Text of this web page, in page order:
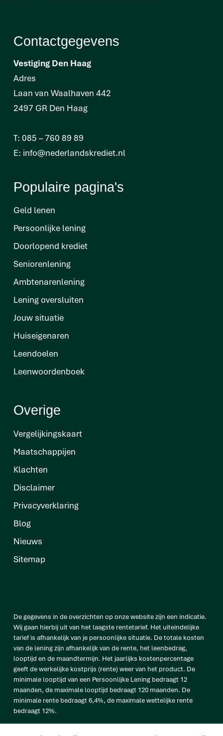
Contactgegevens
Vestiging Den Haag
Adres
Laan van Waalhaven 442
2497 GR Den Haag
T: 085 – 760 89 89
E: info@nederlandskrediet.nl
Populaire pagina's
Geld lenen
Persoonlijke lening
Doorlopend krediet
Seniorenlening
Ambtenarenlening
Lening oversluiten
Jouw situatie
Huiseigenaren
Leendoelen
Leenwoordenboek
Overige
Vergelijkingskaart
Maatschappijen
Klachten
Disclaimer
Privacyverklaring
Blog
Nieuws
Sitemap
De gegevens in de overzichten op onze website zijn een indicatie.
Wij gaan hierbij uit van het laagste rentetarief. Het uiteindelijke
tarief is afhankelijk van je persoonlijke situatie. De totale kosten
van de lening zijn afhankelijk van de rente, het leenbedrag,
looptijd en de maandtermijn. Het jaarlijks kostenpercentage
geeft de werkelijke kostprijs (rente) weer van het product. De
minimale looptijd van een Persoonlijke Lening bedraagt 12
maanden, de maximale looptijd bedraagt 120 maanden. De
minimale rente bedraagt 6,4%, de maximale wettelijke rente
bedraagt 12%.